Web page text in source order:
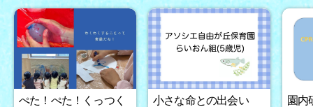
ぺた！ぺた！くっつく
小さな命との出会い 園内